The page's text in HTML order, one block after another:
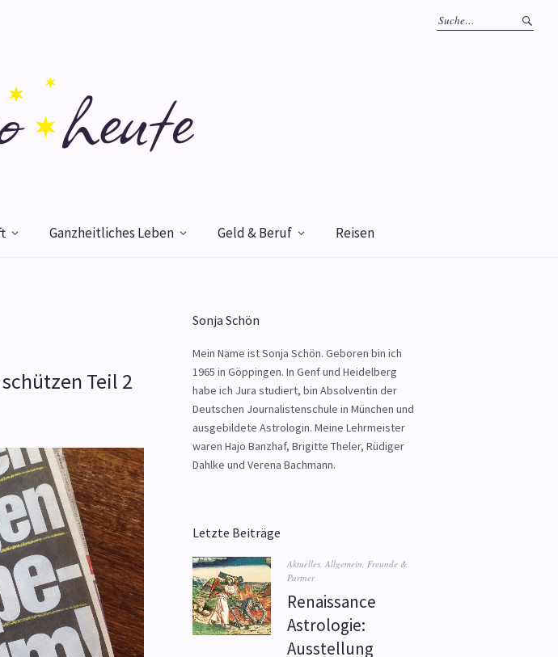
Ganzheitliches Leben Geld & Beruf Reisen
Teil 2
Sonja Schön
Mein Name ist Sonja Schön. Geboren bin ich
1965 in Göppingen. In Genf und Heidelberg
habe ich Jura studiert, bin Absolventin der
Deutschen Journalistenschule in München und
ausgebildete Astrologin. Meine Lehrmeister
waren Hajo Banzhaf, Brigitte Theler, Rüdiger
Dahlke und Verena Bachmann.
Letzte Beiträge
Aktuelles, Allgemein, Freunde &
Partner
Renaissance
Astrologie:
Ausstellung